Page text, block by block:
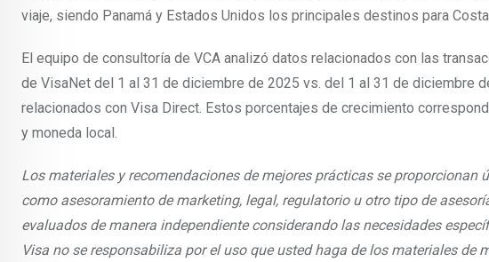
viaje, siendo Panamá y Estados Unidos los principales destinos para
El equipo de consultoría de VCA analizó datos relacionados con las
de VisaNet del 1 al 31 de diciembre de 2025 vs. del 1 al 31 de diciembre
relacionados con Visa Direct. Estos porcentajes de crecimiento
y moneda local.
Los materiales y recomendaciones de mejores prácticas se
como asesoramiento de marketing, legal, regulatorio u otro tipo de
evaluados de manera independiente considerando las necesidades
Visa no se responsabiliza por el uso que usted haga de los materiales de